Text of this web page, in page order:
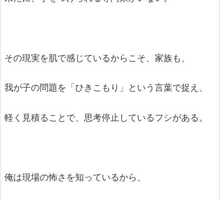
その現実を肌で感じているからこそ、家族も、
我が子の問題を「ひきこもり」という言葉で捉え、
軽く見積ることで、思考停止しているフシがある。
俺は現場の怖さを知っているから、